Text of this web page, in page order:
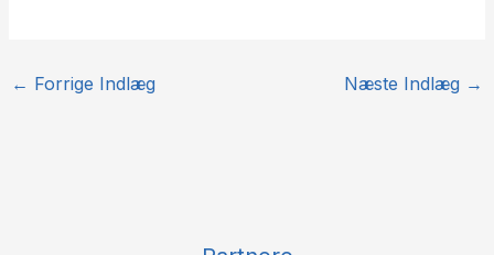
← Forrige Indlæg Næste Indlæg →